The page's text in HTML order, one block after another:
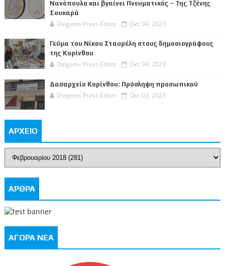
Νανόπουλο και βγαίνει Πνευματικός – Της Τζένης
Σουκαρά
Diogenis Press Editor Οκτ 04, 2023
Γεύμα του Νίκου Σταυρέλη στους δημοσιογράφους
της Κορίνθου
Diogenis Press Editor Οκτ 04, 2023
Δασαρχείο Κορίνθου: Πρόσληψη προσωπικού
Diogenis Press Editor Οκτ 03, 2023
ΑΡΧΕΙΟ
ΑΡΘΡΑ
ΑΓΟΡΑ ΝΕΑ